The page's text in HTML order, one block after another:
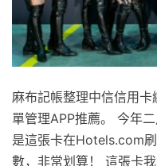
麻布記帳整理中信信用
單管理APP推薦。 今年
是這張卡在Hotels.com
數，非常划算！ 這張卡